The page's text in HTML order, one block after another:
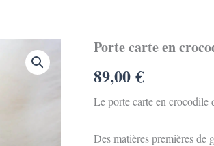
Porte carte en
89,00€
Le porte carte en crocodile
Des matières premières